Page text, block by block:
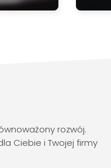
rozwój.
Ciebie i Twojej firmy